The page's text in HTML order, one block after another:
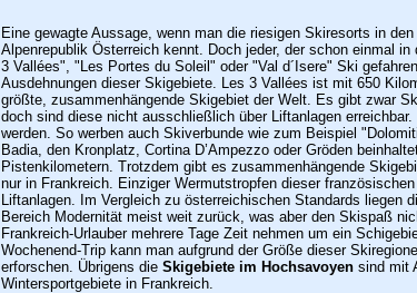
Eine gewagte Aussage, wenn man die riesigen Skiresorts in
Alpenrepublik Österreich kennt. Doch jeder, der schon einmal in
3 Vallées", "Les Portes du Soleil" oder "Val d´Isere" Ski
Ausdehnungen dieser Skigebiete. Les 3 Vallées ist mit 650
größte, zusammenhängende Skigebiet der Welt. Es gibt zwar
doch sind diese nicht ausschließlich über Liftanlagen
werden. So werben auch Skiverbunde wie zum Beispiel
Badia, den Kronplatz, Cortina D’Ampezzo oder Gröden
Pistenkilometern. Trotzdem gibt es zusammenhängende
nur in Frankreich. Einziger Wermutstropfen dieser
Liftanlagen. Im Vergleich zu österreichischen Standards liegen
Bereich Modernität meist weit zurück, was aber den Skispaß
Frankreich-Urlauber mehrere Tage Zeit nehmen um ein
Wochenend-Trip kann man aufgrund der Größe dieser
erforschen. Übrigens die Skigebiete im Hochsavoyensind mit
Wintersportgebiete in Frankreich.